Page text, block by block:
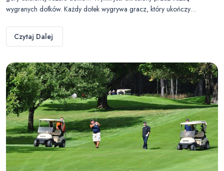
wygranych dołków. Każdy dołek wygrywa gracz, który ukończy…
Czytaj Dalej